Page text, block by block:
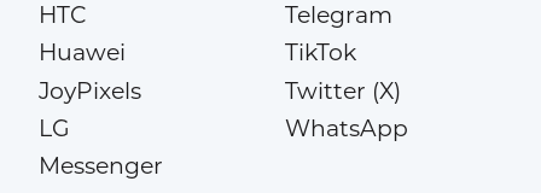
HTC
Huawei
JoyPixels
LG
Messenger
Telegram
TikTok
Twitter (X)
WhatsApp